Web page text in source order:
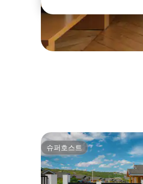
슈퍼호스트
슈퍼호스트